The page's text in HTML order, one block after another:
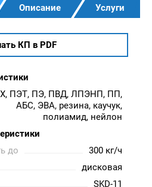
Описание Услуги
КП в PDF
ПЭТ, ПЭ, ПВД, ЛПЭНП, ПП,
АБС, ЭВА, резина, каучук,
полиамид, нейлон
до
300 кг/ч
дисковая
SKD-11